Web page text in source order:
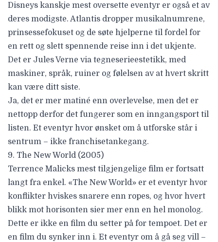
Disneys kanskje mest oversette eventyr er også et av
deres modigste. Atlantis dropper musikalnumrene,
prinsessefokuset og de søte hjelperne til fordel for
en rett og slett spennende reise inn i det ukjente.
Det er Jules Verne via tegneserieestetikk, med
maskiner, språk, ruiner og følelsen av at hvert skritt
kan være ditt siste.
Ja, det er mer matiné enn overlevelse, men det er
nettopp derfor det fungerer som en inngangsport til
listen. Et eventyr hvor ønsket om å utforske står i
sentrum – ikke franchisetankegang.
9. The New World (2005)
Terrence Malicks mest tilgjengelige film er fortsatt
langt fra enkel. «The New World» er et eventyr hvor
konflikter hviskes snarere enn ropes, og hvor hvert
blikk mot horisonten sier mer enn en hel monolog.
Dette er ikke en film du setter på for tempoet. Det er
en film du synker inn i. Et eventyr om å gå seg vill –